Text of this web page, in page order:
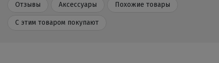
Отзывы Аксессуары Похожие товары
С этим товаром покупают